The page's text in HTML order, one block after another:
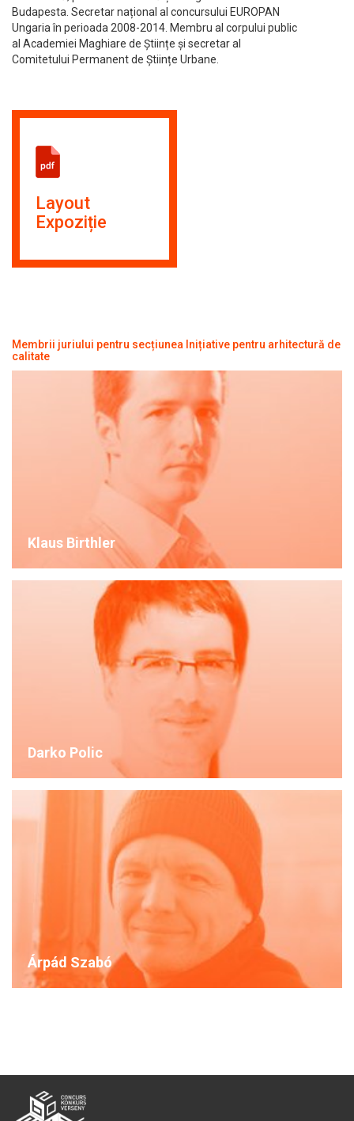
Budapesta. Secretar național al concursului EUROPAN
Ungaria în perioada 2008-2014. Membru al corpului public
al Academiei Maghiare de Științe și secretar al
Comitetului Permanent de Științe Urbane.
Layout
Expoziție
Membrii juriului pentru secțiunea Inițiative pentru arhitectură de
calitate
Klaus Birthler
Darko Polic
Árpád Szabó